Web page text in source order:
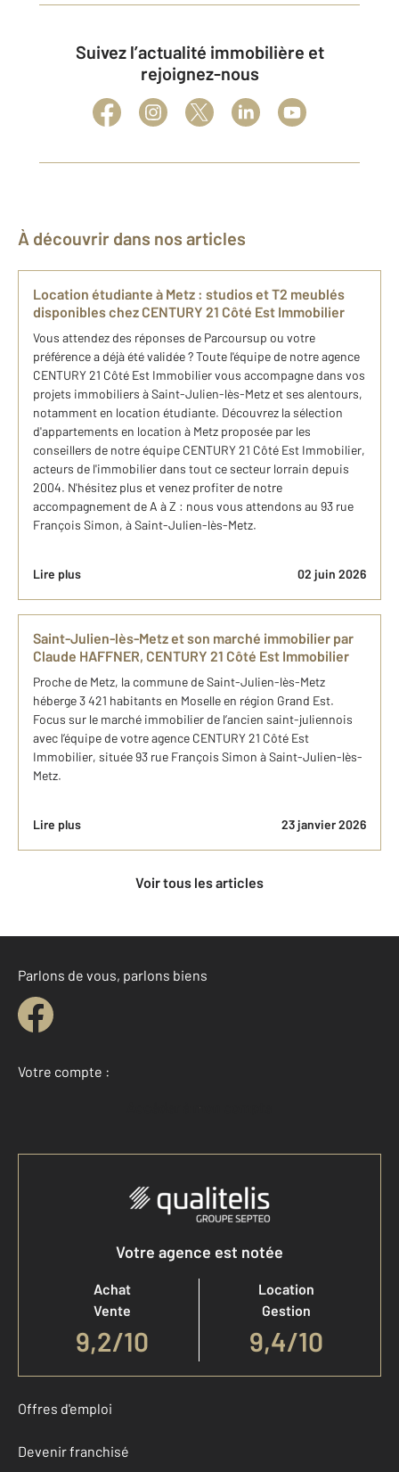
Suivez l’actualité immobilière et
rejoignez-nous
À découvrir dans nos articles
Location étudiante à Metz : studios et T2 meublés
disponibles chez CENTURY 21 Côté Est Immobilier
Vous attendez des réponses de Parcoursup ou votre
préférence a déjà été validée ? Toute l'équipe de notre agence
CENTURY 21 Côté Est Immobilier vous accompagne dans vos
projets immobiliers à Saint-Julien-lès-Metz et ses alentours,
notamment en location étudiante. Découvrez la sélection
d'appartements en location à Metz proposée par les
conseillers de notre équipe CENTURY 21 Côté Est Immobilier,
acteurs de l'immobilier dans tout ce secteur lorrain depuis
2004. N'hésitez plus et venez profiter de notre
accompagnement de A à Z : nous vous attendons au 93 rue
François Simon, à Saint-Julien-lès-Metz.
Lire plus 02 juin 2026
Saint-Julien-lès-Metz et son marché immobilier par
Claude HAFFNER, CENTURY 21 Côté Est Immobilier
Proche de Metz, la commune de Saint-Julien-lès-Metz
héberge 3 421 habitants en Moselle en région Grand Est.
Focus sur le marché immobilier de l’ancien saint-juliennois
avec l’équipe de votre agence CENTURY 21 Côté Est
Immobilier, située 93 rue François Simon à Saint-Julien-lès-
Metz.
Lire plus 23 janvier 2026
Voir tous les articles
Parlons de vous, parlons biens
Votre compte :
Accéder à mon compte
Votre agence est notée
Achat
Vente
9,2/10
Location
Gestion
9,4/10
Offres d'emploi
Devenir franchisé